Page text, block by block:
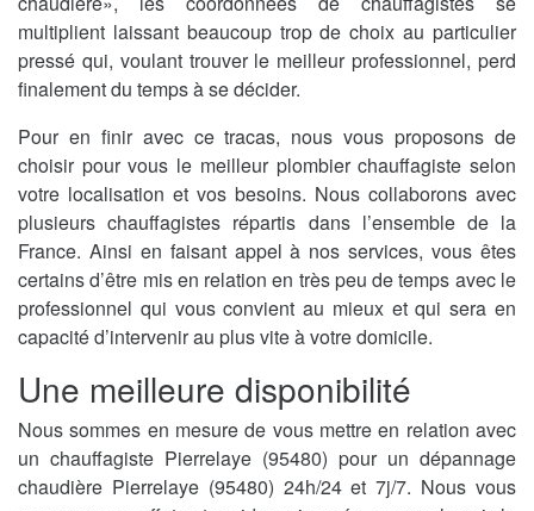
multiplient laissant beaucoup trop de choix au particulier
pressé qui, voulant trouver le meilleur professionnel, perd
finalement du temps à se décider.
Pour en finir avec ce tracas, nous vous proposons de
choisir pour vous le meilleur plombier chauffagiste selon
votre localisation et vos besoins. Nous collaborons avec
plusieurs chauffagistes répartis dans l’ensemble de la
France. Ainsi en faisant appel à nos services, vous êtes
certains d’être mis en relation en très peu de temps avec le
professionnel qui vous convient au mieux et qui sera en
capacité d’intervenir au plus vite à votre domicile.
Une meilleure disponibilité
Nous sommes en mesure de vous mettre en relation avec
un chauffagiste Pierrelaye (95480) pour un dépannage
chaudière Pierrelaye (95480) 24h/24 et 7j/7. Nous vous